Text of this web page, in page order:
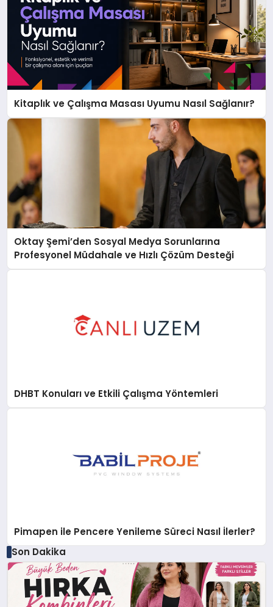
Kitaplık ve Çalışma Masası Uyumu Nasıl Sağlanır?
Oktay Şemi’den Sosyal Medya Sorunlarına
Profesyonel Müdahale ve Hızlı Çözüm Desteği
DHBT Konuları ve Etkili Çalışma Yöntemleri
Pimapen ile Pencere Yenileme Süreci Nasıl İlerler?
Son Dakika